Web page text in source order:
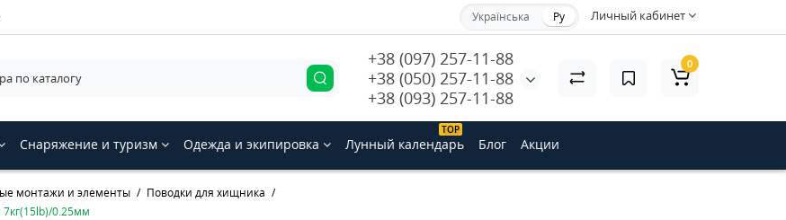
Личный кабинет
Українська Ру
+38 (097) 257-11-88
+38 (050) 257-11-88
+38 (093) 257-11-88
0
Снаряжение и туризм Одежда и экипировка
ТОP
Лунный календарь Блог Акции
монтажи и элементы
Поводки для хищника
7кг(15lb)/0.25мм